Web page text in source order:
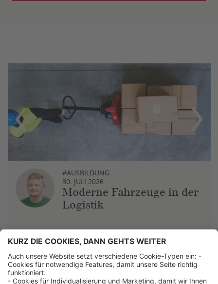
Previous
#AUSBILDUNG
30. JULI 2026
Moderne Fahrzeuge in der
Logistik
Next